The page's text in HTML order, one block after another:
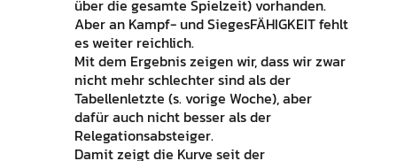
über die gesamte Spielzeit) vorhanden.
Aber an Kampf- und SiegesFÄHIGKEIT fehlt
es weiter reichlich.
Mit dem Ergebnis zeigen wir, dass wir zwar
nicht mehr schlechter sind als der
Tabellenletzte (s. vorige Woche), aber
dafür auch nicht besser als der
Relegationsabsteiger.
Damit zeigt die Kurve seit der